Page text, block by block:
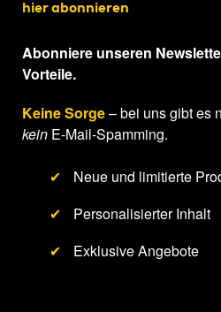
hier abonnieren
Abonniere unseren
Vorteile.
Keine Sorge– bei uns gibt es
kein E-Mail-Spamming.
✔
Neue und limitierte
✔
Personalisierter Inhalt
✔
Exklusive Angebote